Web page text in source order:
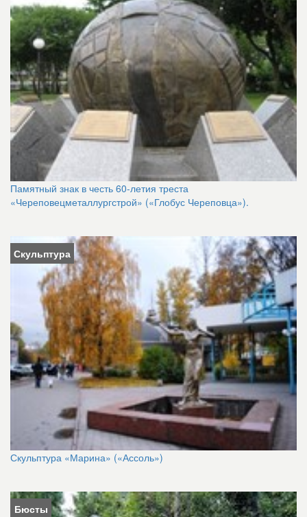
Памятный знак в честь 60-летия треста
«Череповецметаллургстрой» («Глобус Череповца»).
Скульптура
Скульптура «Марина» («Ассоль»)
Бюсты